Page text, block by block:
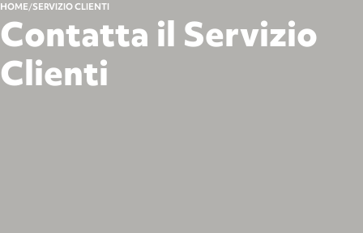
HOME SERVIZIO CLIENTI
Contatta il Servizio
Clienti